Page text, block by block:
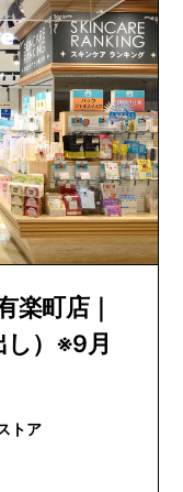
楽町店｜
し）※9月
メストア